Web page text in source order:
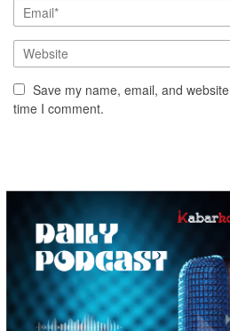
Save my name, email, and
time I comment.